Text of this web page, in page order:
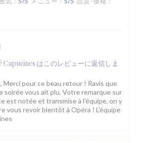
Capucines はこのレビューに返信しま
Merci pour ce beau retour ! Ravis que
soirée vous ait plu. Votre remarque sur
est notée et transmise à l'équipe, on y
vous revoir bientôt à Opéra ! L'équipe